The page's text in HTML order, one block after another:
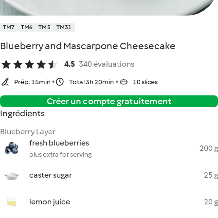
TM7 TM6 TM5 TM31
Blueberry and Mascarpone Cheesecake
4.5 340 évaluations
Prép. 15min Total 3h 20min 10 slices
Créer un compte gratuitement
Ingrédients
Blueberry Layer
fresh blueberries
plus extra for serving
200 g
caster sugar 25 g
lemon juice 20 g